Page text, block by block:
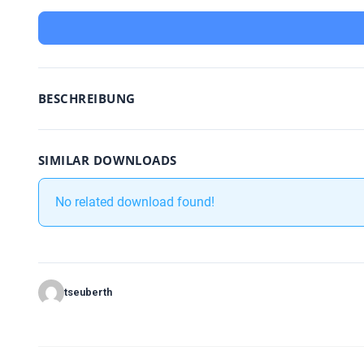
BESCHREIBUNG
SIMILAR DOWNLOADS
No related download found!
tseuberth